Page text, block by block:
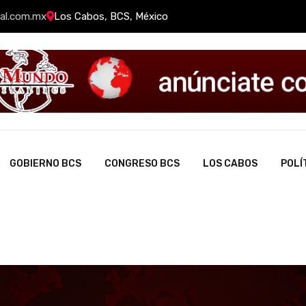
Los Cabos, BCS, México
GOBIERNO BCS CONGRESO BCS LOS CABOS